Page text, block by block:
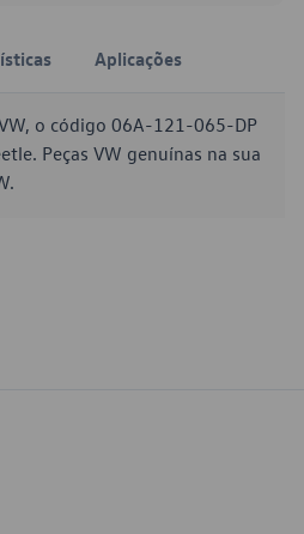
Aplicações
o código 06A-121-065-DP
Peças VW genuínas na sua